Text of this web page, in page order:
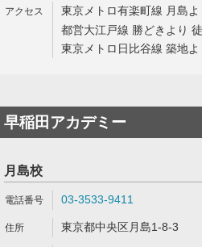
東京メトロ有楽町線 月島
都営大江戸線 勝どきより
東京メトロ日比谷線 築地
早稲田アカデミー
月島校
03-3533-9411
東京都中央区月島1-8-3